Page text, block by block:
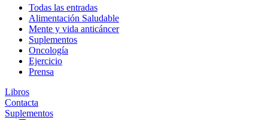
Todas las entradas
Alimentación Saludable
Mente y vida anticáncer
Suplementos
Oncología
Ejercicio
Prensa
Libros
Contacta
Suplementos